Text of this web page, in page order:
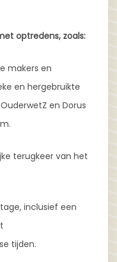
optredens, zoals:
makers en
en hergebruikte
en Dorus
terugkeer van het
inclusief een
tijden.